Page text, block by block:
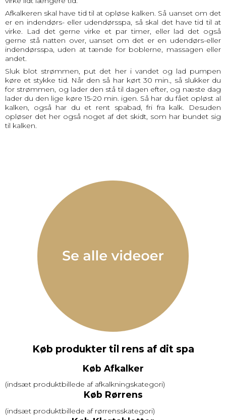
Afkalkeren skal have tid til at opløse kalken. Så uanset om det
er en indendørs- eller udendørsspa, så skal det have tid til at
virke. Lad det gerne virke et par timer, eller lad det også
gerne stå natten over, uanset om det er en udendørs-eller
indendørsspa, uden at tænde for boblerne, massagen eller
andet.
Sluk blot strømmen, put det her i vandet og lad pumpen
køre et stykke tid. Når den så har kørt 30 min., så slukker du
for strømmen, og lader den stå til dagen efter, og næste dag
lader du den lige køre 15-20 min. igen. Så har du fået opløst al
kalken, også har du et rent spabad, fri fra kalk. Desuden
opløser det her også noget af det skidt, som har bundet sig
til kalken.
Køb produkter til rens af dit spa
Køb Afkalker
(indsæt produktbillede af afkalkningskategori)
Køb Rørrens
(indsæt produktbillede af rørrensskategori)